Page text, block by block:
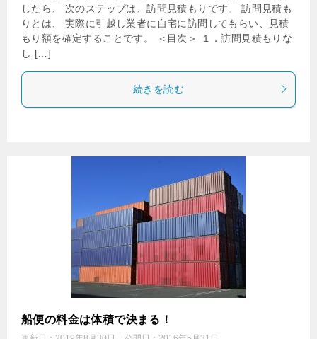
したら、 次のステップは、訪問見積もりです。 訪問見積も
りとは、 実際に引越し業者に自宅に訪問してもらい、見積
もり額を確定することです。 ＜目次＞ １．訪問見積もりな
し […]
続きを読む
船便の料金は体積で決まる！